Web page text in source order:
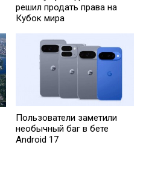
решил продать права на
Кубок мира
Пользователи заметили
необычный баг в бете
Android 17